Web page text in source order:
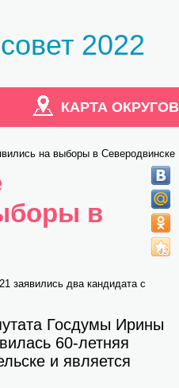
2022
КАРТА ОКРУГОВ
на выборы в Северодвинске
в
заявились два кандидата с
Госдумы Ирины
60-летняя
и является